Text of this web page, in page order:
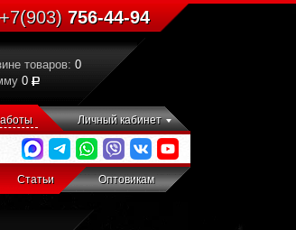
+7(903)756-44-94
товаров: 0
0
Личный кабинет
Статьи Оптовикам